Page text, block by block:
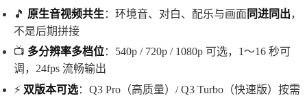
🎵 原生音视频共生 ：环境音、对白、配乐与画面 同进同出，
不是后期拼接
📺 多分辨率多档位：540p / 720p / 1080p 可选，1～16 秒可
调，24fps 流畅输出
⚡ 双版本可选：Q3 Pro（高质量）/ Q3 Turbo（快速版）按需